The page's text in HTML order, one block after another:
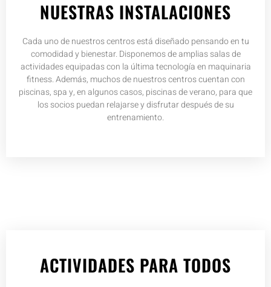
NUESTRAS INSTALACIONES
Cada uno de nuestros centros está diseñado pensando en tu
comodidad y bienestar. Disponemos de amplias salas de
actividades equipadas con la última tecnología en maquinaria
fitness. Además, muchos de nuestros centros cuentan con
piscinas, spa y, en algunos casos, piscinas de verano, para que
los socios puedan relajarse y disfrutar después de su
entrenamiento.
ACTIVIDADES PARA TODOS